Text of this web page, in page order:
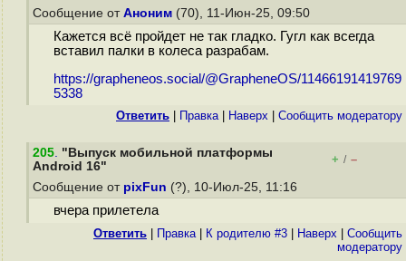
Сообщение от Аноним (70), 11-Июн-25, 09:50
Кажется всё пройдет не так гладко. Гугл как всегда
вставил палки в колеса разрабам.
https://grapheneos.social/@GrapheneOS/11466191419769
5338
Ответить Правка| Наверх Cообщить модератору
205. "Выпуск мобильной платформы
Android 16"
+ / –
Сообщение от pixFun (?), 10-Июл-25, 11:16
вчера прилетела
Ответить Правка| К родителю #3 Наверх
Cообщить
модератору